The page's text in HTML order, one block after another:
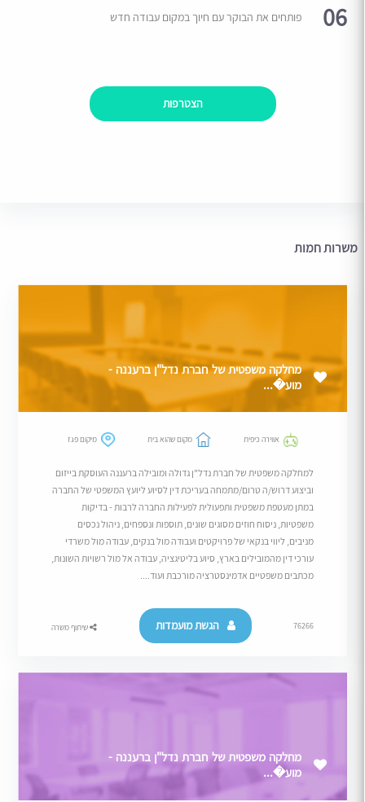
06 פותחים את הבוקר עם חיוך במקום עבודה חדש
הצטרפות
משרות חמות
מחלקה משפטית של חברת נדל"ן ברעננה -
מוע�...
אווירה כיפית מקום שהוא בית מיקום פגז
למחלקה משפטית של חברת נדל"ן גדולה ומובילה ברעננה העוסקת בייזום
וביצוע דרוש/ה טרום/מתמחה בעריכת דין לסיוע ליועץ המשפטי של החברה
במתן מעטפת משפטית ותפעולית לפעילות החברה לרבות - בדיקות
משפטיות, ניסוח חוזים מסוגים שונים, תוספות ונספחים, ניהול נכסים
מניבים, ליווי בנקאי של פרויקטים ועבודה מול בנקים, עבודה מול משרדי
עורכי דין מהמובילים בארץ, סיוע בליטיגציה, עבודה אל מול רשויות השונות,
מכתבים משפטיים אדמינסטרציה מורכבת ועוד....
76266 הגשת מועמדות שיתוף משרה
מחלקה משפטית של חברת נדל"ן ברעננה -
מוע�...